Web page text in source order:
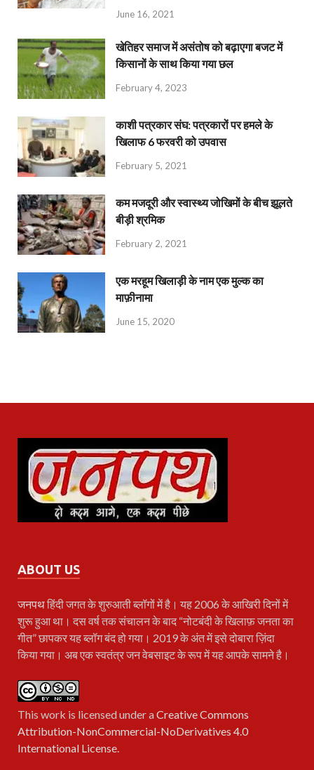
June 16, 2021
खेतिहर समाज में असंतोष को बढ़ाएगा बजट में
किसानों के साथ किया गया छल
February 4, 2023
काशी पत्रकार संघ: पत्रकारों पर हमले के
खिलाफ 6 फरवरी को उपवास
February 5, 2021
कम मजदूरी और स्वास्थ्य जोखिमों के बीच झूलते
बीड़ी श्रमिक
February 2, 2021
एक मरहूम खिलाड़ी के नाम एक मुल्क का
माफ़ीनामा
June 15, 2020
ABOUT US
जनपथहिंदी जगत के शुरुआती ब्लॉगों में है। यह 2006 के आखिरी दिनों में
शुरू हुआ था। दस वर्ष तक संचालन के बाद “नोटबंदी के खिलाफ़ जनता का
गीत” छापकर यह ब्लॉग बंद हो गया। 2019 के अंत में इसे दोबारा ज़िंदा
किया गया। अब एक स्वतंत्र जन वेबसाइट के रूप में यह आपके सामने है।
This work is licensed under aCreative Commons
Attribution-NonCommercial-NoDerivatives 4.0
International License.